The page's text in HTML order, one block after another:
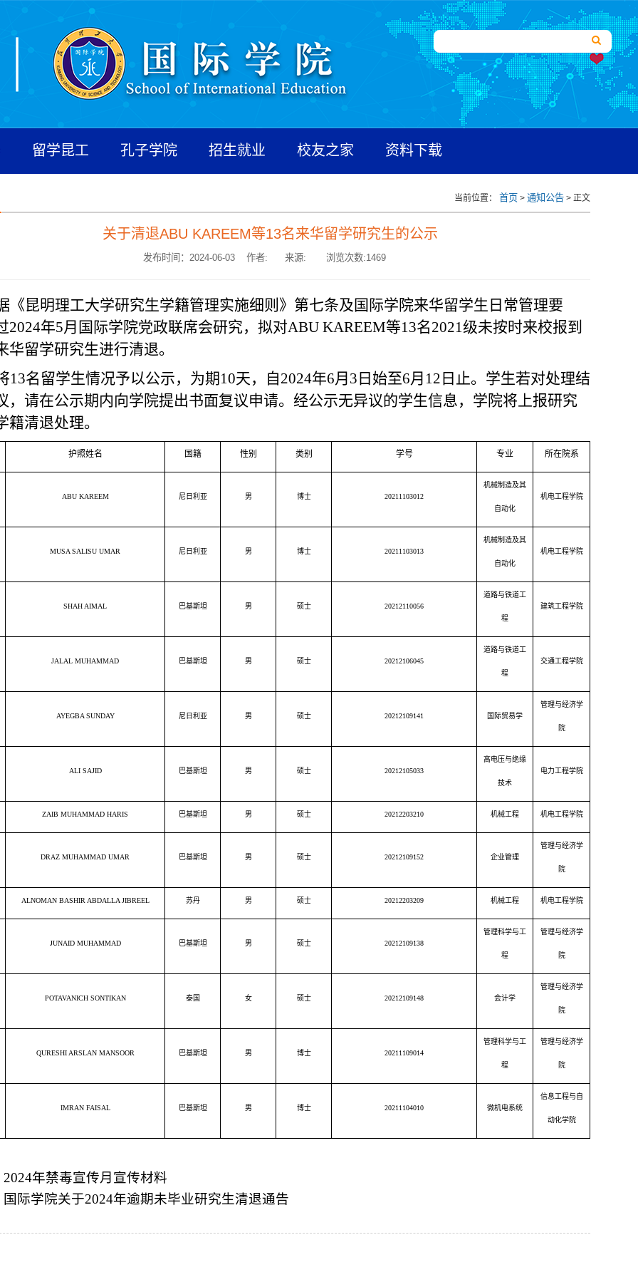
留学昆工 孔子学院 招生就业 校友之家 资料下载
当前位置： 首页 > 通知公告 > 正文
关于清退ABU KAREEM等13名来华留学研究生的公示
发布时间：2024-06-03 作者: 来源: 浏览次数:1469
《昆明理工大学研究生学籍管理实施细则》第七条及国际学院来华留学生日常管理要
2024年5月国际学院党政联席会研究，拟对ABU KAREEM等13名2021级未按时来校报到
华留学研究生进行清退。
13名留学生情况予以公示，为期 10天，自2024年6月 3 日始至6月 12 日止。学生若对处理结
，请在公示期内向学院提出书面复议申请。经公示无异议的学生信息，学院将上报研究
籍清退处理。
护照姓名 国籍 性别 类别 学号 专业 所在院系
ABU KAREEM 尼日利亚 男 博士 20211103012
机械制造及其
自动化
机电工程学院
MUSA SALISU UMAR 尼日利亚 男 博士 20211103013
机械制造及其
自动化
机电工程学院
SHAH AIMAL 巴基斯坦 男 硕士 20212110056
道路与铁道工
程
建筑工程学院
JALAL MUHAMMAD 巴基斯坦 男 硕士 20212106045
道路与铁道工
程
交通工程学院
AYEGBA SUNDAY 尼日利亚 男 硕士 20212109141 国际贸易学
管理与经济学
院
ALI SAJID 巴基斯坦 男 硕士 20212105033
高电压与绝缘
技术
电力工程学院
ZAIB MUHAMMAD HARIS 巴基斯坦 男 硕士 20212203210 机械工程 机电工程学院
DRAZ MUHAMMAD UMAR 巴基斯坦 男 硕士 20212109152 企业管理
管理与经济学
院
ALNOMAN BASHIR ABDALLA JIBREEL 苏丹 男 硕士 20212203209 机械工程 机电工程学院
JUNAID MUHAMMAD 巴基斯坦 男 硕士 20212109138
管理科学与工
程
管理与经济学
院
POTAVANICH SONTIKAN 泰国 女 硕士 20212109148 会计学
管理与经济学
院
QURESHI ARSLAN MANSOOR 巴基斯坦 男 博士 20211109014
管理科学与工
程
管理与经济学
院
IMRAN FAISAL 巴基斯坦 男 博士 20211104010 微机电系统
信息工程与自
动化学院
2024年禁毒宣传月宣传材料
国际学院关于2024年逾期未毕业研究生清退通告